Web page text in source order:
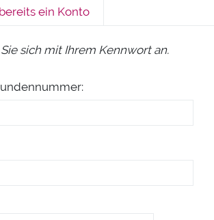
ein Konto
sich mit Ihrem Kennwort an.